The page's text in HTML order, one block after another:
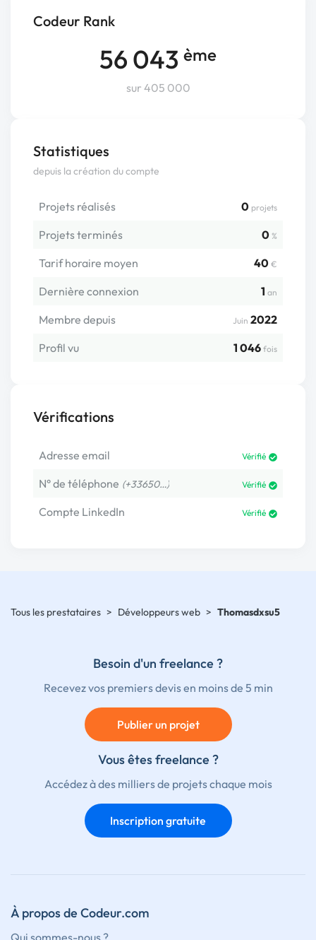
Codeur Rank
56 043 ème
sur 405 000
Statistiques
depuis la création du compte
Projets réalisés 0 projets
Projets terminés 0 %
Tarif horaire moyen 40 €
Dernière connexion 1 an
Membre depuis Juin 2022
Profil vu
1 046 fois
Vérifications
Adresse email Vérifié
N° de téléphone (+33650…) Vérifié
Compte LinkedIn Vérifié
Tous les prestataires > Développeurs web > Thomasdxsu5
Besoin d'un freelance ?
Recevez vos premiers devis en moins de 5 min
Publier un projet
Vous êtes freelance ?
Accédez à des milliers de projets chaque mois
Inscription gratuite
À propos de Codeur.com
Qui sommes-nous ?